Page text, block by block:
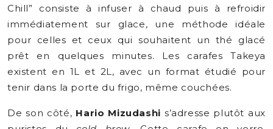
Chill” consiste à infuser à chaud puis à refroidir
immédiatement sur glace, une méthode idéale
pour celles et ceux qui souhaitent un thé glacé
prêt en quelques minutes. Les carafes Takeya
existent en 1L et 2L, avec un format étudié pour
tenir dans la porte du frigo, même couchées.
De son côté, Hario Mizudashi s’adresse plutôt aux